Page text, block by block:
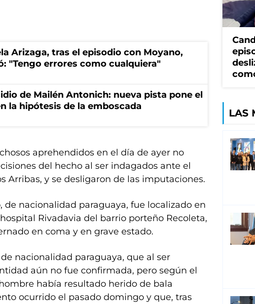
Arizaga, tras el episodio con Moyano,
"Tengo errores como cualquiera"
de Mailén Antonich: nueva pista pone el
la hipótesis de la emboscada
aprehendidos en el día de ayer no
del hecho al ser indagados ante el
Arribas, y se desligaron de las imputaciones.
de nacionalidad paraguaya, fue localizado en
Rivadavia del barrio porteño Recoleta,
en coma y en grave estado.
nacionalidad paraguaya, que al ser
aún no fue confirmada, pero según el
había resultado herido de bala
ocurrido el pasado domingo y que, tras
LAS